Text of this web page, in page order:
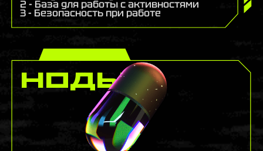
2 - База для работы с активностями
3 - Безопасность при работе
ноды: